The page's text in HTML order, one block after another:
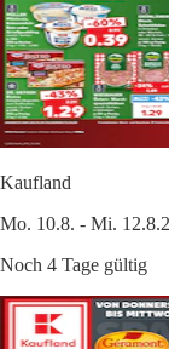
Kaufland
Mo. 10.8. - Mi.
Noch 4 Tage gültig